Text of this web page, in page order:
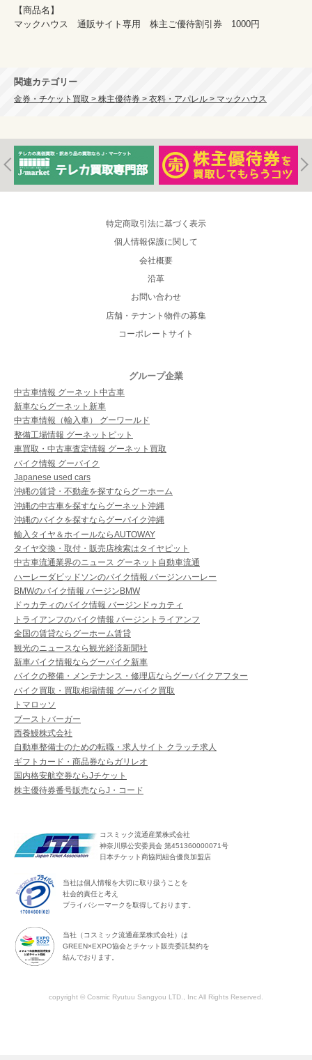
【商品名】
マックハウス　通販サイト専用　株主ご優待割引券　1000円
関連カテゴリー
金券・チケット買取 > 株主優待券 > 衣料・アパレル > マックハウス
特定商取引法に基づく表示
個人情報保護に関して
会社概要
沿革
お問い合わせ
店舗・テナント物件の募集
コーポレートサイト
グループ企業
中古車情報 グーネット中古車
新車ならグーネット新車
中古車情報（輸入車） グーワールド
整備工場情報 グーネットピット
車買取・中古車査定情報 グーネット買取
バイク情報 グーバイク
Japanese used cars
沖縄の賃貸・不動産を探すならグーホーム
沖縄の中古車を探すならグーネット沖縄
沖縄のバイクを探すならグーバイク沖縄
輸入タイヤ＆ホイールならAUTOWAY
タイヤ交換・取付・販売店検索はタイヤピット
中古車流通業界のニュース グーネット自動車流通
ハーレーダビッドソンのバイク情報 バージンハーレー
BMWのバイク情報 バージンBMW
ドゥカティのバイク情報 バージンドゥカティ
トライアンフのバイク情報 バージントライアンフ
全国の賃貸ならグーホーム賃貸
観光のニュースなら観光経済新聞社
新車バイク情報ならグーバイク新車
バイクの整備・メンテナンス・修理店ならグーバイクアフター
バイク買取・買取相場情報 グーバイク買取
トマロッソ
ブーストバーガー
西養鰻株式会社
自動車整備士のための転職・求人サイト クラッチ求人
ギフトカード・商品券ならガリレオ
国内格安航空券ならJチケット
株主優待券番号販売ならJ・コード
コスミック流通産業株式会社
神奈川県公安委員会 第451360000071号
日本チケット商協同組合優良加盟店
当社は個人情報を大切に取り扱うことを
社会的責任と考え
プライバシーマークを取得しております。
当社（コスミック流通産業株式会社）は
GREEN×EXPO協会とチケット販売委託契約を
結んでおります。
copyright © Cosmic Ryutuu Sangyou LTD., Inc All Rights Reserved.